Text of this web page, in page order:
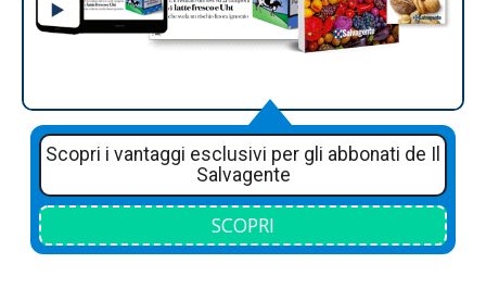
Scopri i vantaggi esclusivi per gli abbonati de Il
Salvagente
SCOPRI